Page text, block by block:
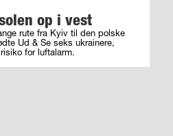
op i vest
rute fra Kyiv til den polske
Ud & Se seks ukrainere,
for luftalarm.